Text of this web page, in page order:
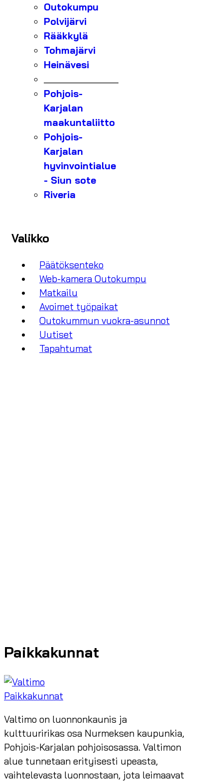
Outokumpu
Polvijärvi
Rääkkylä
Tohmajärvi
Heinävesi
Pohjois-
Karjalan
maakuntaliitto
Pohjois-
Karjalan
hyvinvointialue
- Siun sote
Riveria
Valikko
Päätöksenteko
Web-kamera Outokumpu
Matkailu
Avoimet työpaikat
Outokummun vuokra-asunnot
Uutiset
Tapahtumat
Paikkakunnat
Paikkakunnat
Valtimo on luonnonkaunis ja
kulttuuririkas osa Nurmeksen kaupunkia,
Pohjois-Karjalan pohjoisosassa. Valtimon
alue tunnetaan erityisesti upeasta,
vaihtelevasta luonnostaan, jota leimaavat